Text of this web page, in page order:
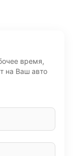
время,
на Ваш авто